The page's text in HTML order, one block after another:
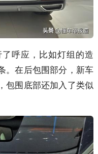
呼应，比如灯组的造
。在后包围部分，新车
包围底部还加入了类似